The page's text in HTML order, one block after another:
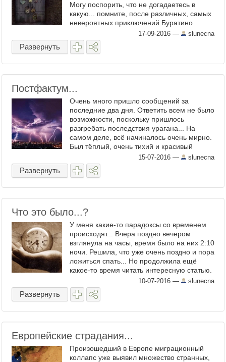
Могу поспорить, что не догадаетесь в
какую... помните, после различных, самых
невероятных приключений Буратино
раздобыл золотой ключик, открыл им
чудесную дверцу, ...
17-09-2016 — slunecna
Развернуть
Постфактум...
Очень много пришло сообщений за
последние два дня. Ответить всем не было
возможности, поскольку пришлось
разгребать последствия урагана... На
самом деле, всё начиналось очень мирно.
Был тёплый, очень тихий и красивый
вечер, я (зачем-то) поливала цветы
(совершенно не предполагая, что на ...
15-07-2016 — slunecna
Развернуть
Что это было...?
У меня какие-то парадоксы со временем
происходят... Вчера поздно вечером
взглянула на часы, время было на них 2:10
ночи. Решила, что уже очень поздно и пора
ложиться спать... Но продолжила ещё
какое-то время читать интересную статью.
Потом взгляну на часы, а на них 1:10 ночи.
Очень ...
10-07-2016 — slunecna
Развернуть
Европейские страдания...
Произошедший в Европе миграционный
коллапс уже выявил множество странных,